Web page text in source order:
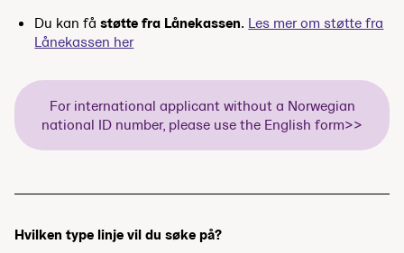
Du kan fåstøtte fra Lånekassen. Les mer om støtte fra
Lånekassen her
For international applicant without a Norwegian
national ID number, please use the English form>>
Hvilken type linje vil du søke på?